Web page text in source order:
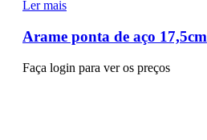
Ler mais
Arame ponta de aço 17,5cm
Faça login para ver os preços